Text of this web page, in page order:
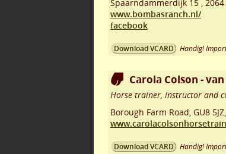
Spaarndammerdijk 15 , 2064
www.bombasranch.nl/
facebook
Download VCARD Handig!
Carola Colson - van
Horse trainer, instructor and
Borough Farm Road, GU8 5JZ,
Download VCARD Handig!